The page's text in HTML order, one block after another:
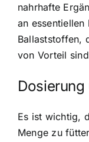
nahrhafte
an essentiellen
Ballaststoffen,
von Vorteil
Es ist wichtig,
Menge zu